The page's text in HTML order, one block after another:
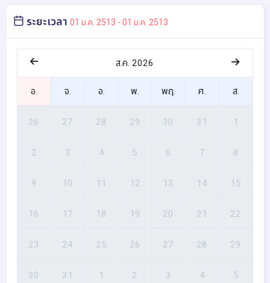
ระยะเวลา 01 ม.ค. 2513 - 01 ม.ค. 2513
ส.ค. 2026
อ. จ. อ. พ. พฤ. ศ. ส.